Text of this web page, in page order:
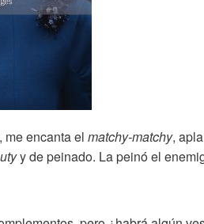
me encanta elmatchy-matchy,
y de peinado. La peinó el